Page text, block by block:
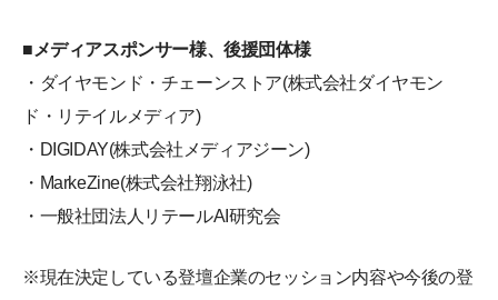
■メディアスポンサー様、後援団体様
・ダイヤモンド・チェーンストア(株式会社ダイヤモン
ド・リテイルメディア)
・DIGIDAY(株式会社メディアジーン)
・MarkeZine(株式会社翔泳社)
・一般社団法人リテールAI研究会
※現在決定している登壇企業のセッション内容や今後の登